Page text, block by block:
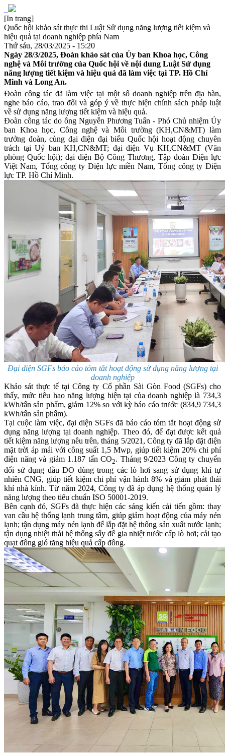
[In trang]
Quốc hội khảo sát thực thi Luật Sử dụng năng lượng tiết kiệm và
hiệu quả tại doanh nghiệp phía Nam
Thứ sáu, 28/03/2025 - 15:20
Ngày 28/3/2025, Đoàn khảo sát của Ủy ban Khoa học, Công
nghệ và Môi trường của Quốc hội về nội dung Luật Sử dụng
năng lượng tiết kiệm và hiệu quả đã làm việc tại TP. Hồ Chí
Minh và Long An.
Đoàn công tác đã làm việc tại một số doanh nghiệp trên địa bàn,
nghe báo cáo, trao đổi và góp ý về thực hiện chính sách pháp luật
về sử dụng năng lượng tiết kiệm và hiệu quả.
Đoàn công tác do ông Nguyễn Phương Tuấn - Phó Chủ nhiệm Ủy
ban Khoa học, Công nghệ và Môi trường (KH,CN&MT) làm
trưởng đoàn, cùng đại điện đại biểu Quốc hội hoạt động chuyên
trách tại Uỷ ban KH,CN&MT; đại diện Vụ KH,CN&MT (Văn
phòng Quốc hội); đại diện Bộ Công Thương, Tập đoàn Điện lực
Việt Nam, Tổng công ty Điện lực miền Nam, Tổng công ty Điện
lực TP. Hồ Chí Minh.
Đại diện SGFs báo cáo tóm tắt hoạt động sử dụng năng lượng tại
doanh nghiệp
Khảo sát thực tế tại Công ty Cổ phần Sài Gòn Food (SGFs) cho
thấy, mức tiêu hao năng lượng hiện tại của doanh nghiệp là 734,3
kWh/tấn sản phẩm, giảm 12% so với kỳ báo cáo trước (834,9 734,3
kWh/tấn sản phẩm).
Tại cuộc làm việc, đại diện SGFs đã báo cáo tóm tắt hoạt động sử
dụng năng lượng tại doanh nghiệp. Theo đó, để đạt được kết quả
tiết kiệm năng lượng nêu trên, tháng 5/2021, Công ty đã lắp đặt điện
mặt trời áp mái với công suất 1,5 Mwp, giúp tiết kiệm 20% chi phí
điện năng và giảm 1.187 tấn CO2. Tháng 9/2023 Công ty chuyển
đổi sử dụng dầu DO dùng trong các lò hơi sang sử dụng khí tự
nhiên CNG, giúp tiết kiệm chi phí vận hành 8% và giảm phát thải
khí nhà kính. Từ năm 2024, Công ty đã áp dụng hệ thống quản lý
năng lượng theo tiêu chuẩn ISO 50001-2019.
Bên cạnh đó, SGFs đã thực hiện các sáng kiến cải tiến gồm: thay
van cầu hệ thống lạnh trung tâm, giúp giảm hoạt động của máy nén
lạnh; tận dụng máy nén lạnh để lắp đặt hệ thống sản xuất nước lạnh;
tận dụng nhiệt thải hệ thống sấy để gia nhiệt nước cấp lò hơi; cải tạo
quạt đông gió tăng hiệu quả cấp đông.